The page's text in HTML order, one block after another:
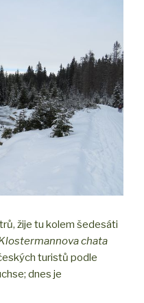
žije tu kolem šedesáti
chata
turistů podle
dnes je